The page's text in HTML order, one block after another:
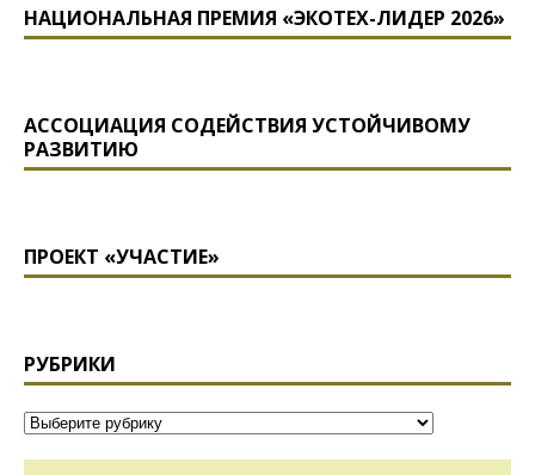
НАЦИОНАЛЬНАЯ ПРЕМИЯ «ЭКОТЕХ-ЛИДЕР 2026»
АССОЦИАЦИЯ СОДЕЙСТВИЯ УСТОЙЧИВОМУ
РАЗВИТИЮ
ПРОЕКТ «УЧАСТИЕ»
РУБРИКИ